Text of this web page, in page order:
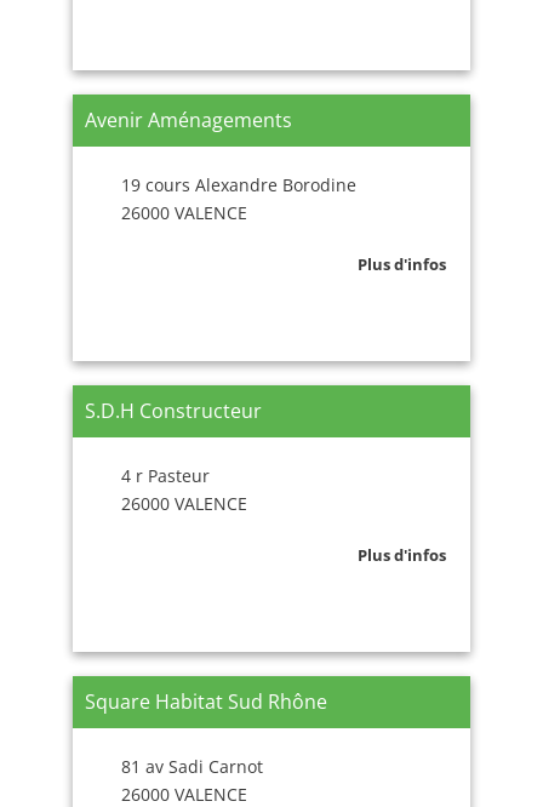
Avenir Aménagements
19 cours Alexandre Borodine
26000 VALENCE
Plus d'infos
S.D.H Constructeur
4 r Pasteur
26000 VALENCE
Plus d'infos
Square Habitat Sud Rhône
81 av Sadi Carnot
26000 VALENCE